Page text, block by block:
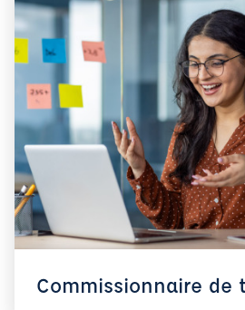
Commissionnaire de